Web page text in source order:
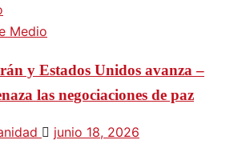
Medio
y Estados Unidos avanza –
las negociaciones de paz
junio 18, 2026